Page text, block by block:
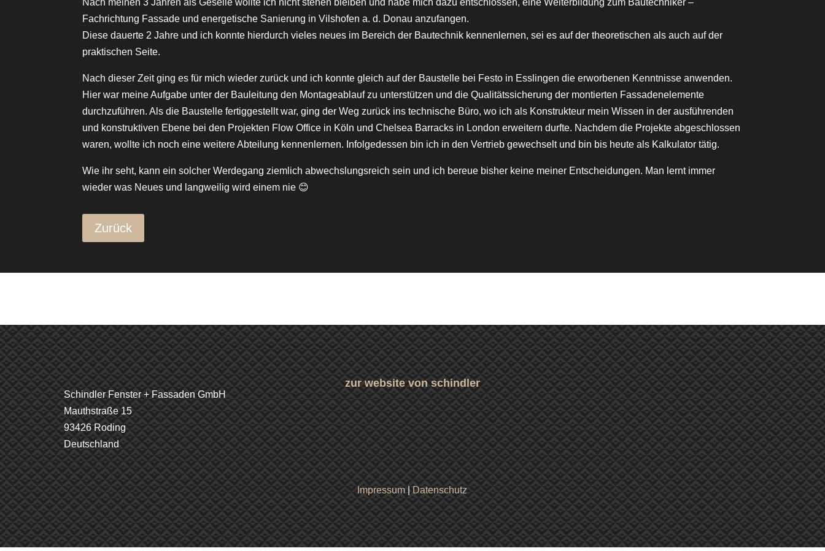
Nach meinen 3 Jahren als Geselle wollte ich nicht stehen bleiben und habe mich dazu entschlossen, eine Weiterbildung zum Bautechniker –
Fachrichtung Fassade und energetische Sanierung in Vilshofen a. d. Donau anzufangen.
Diese dauerte 2 Jahre und ich konnte hierdurch vieles neues im Bereich der Bautechnik kennenlernen, sei es auf der theoretischen als auch auf der
praktischen Seite.
Nach dieser Zeit ging es für mich wieder zurück und ich konnte gleich auf der Baustelle bei Festo in Esslingen die erworbenen Kenntnisse anwenden.
Hier war meine Aufgabe unter der Bauleitung den Montageablauf zu unterstützen und die Qualitätssicherung der montierten Fassadenelemente
durchzuführen. Als die Baustelle fertiggestellt war, ging der Weg zurück ins technische Büro, wo ich als Konstrukteur mein Wissen in der ausführenden
und konstruktiven Ebene bei den Projekten Flow Office in Köln und Chelsea Barracks in London erweitern durfte. Nachdem die Projekte abgeschlossen
waren, wollte ich noch eine weitere Abteilung kennenlernen. Infolgedessen bin ich in den Vertrieb gewechselt und bin bis heute als Kalkulator tätig.
Wie ihr seht, kann ein solcher Werdegang ziemlich abwechslungsreich sein und ich bereue bisher keine meiner Entscheidungen. Man lernt immer
wieder was Neues und langweilig wird einem nie 😊
Zurück
Schindler Fenster + Fassaden GmbH
Mauthstraße 15
93426 Roding
Deutschland
zur website von schindler
Impressum Datenschutz